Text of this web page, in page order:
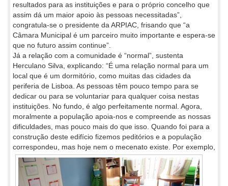
resultados para as instituições e para o próprio concelho que
assim dá um maior apoio às pessoas necessitadas”,
congratula-se o presidente da ARPIAC, frisando que “a
Câmara Municipal é um parceiro muito importante e espera-se
que no futuro assim continue”.
Já a relação com a comunidade é “normal”, sustenta
Herculano Silva, explicando: “É uma relação normal para um
local que é um dormitório, como muitas das cidades da
periferia de Lisboa. As pessoas têm pouco tempo para se
dedicar ou para se voluntariar para qualquer coisa nestas
instituições. No fundo, é algo perfeitamente normal. Agora,
moralmente a população apoia-nos e compreende as nossas
dificuldades, mas pouco mais do que isso. Quando foi para a
construção deste edifício fizemos peditórios e a população
correspondeu, mas hoje nem o mecenato existe. Por exemplo,